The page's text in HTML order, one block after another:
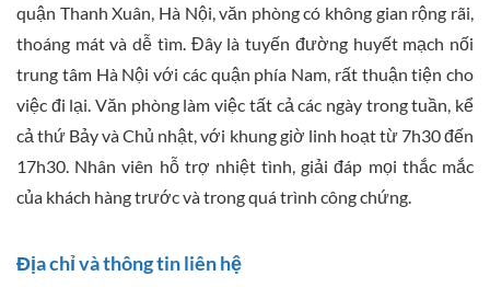
quận Thanh Xuân, Hà Nội, văn phòng có không gian rộng rãi,
thoáng mát và dễ tìm. Đây là tuyến đường huyết mạch nối
trung tâm Hà Nội với các quận phía Nam, rất thuận tiện cho
việc đi lại. Văn phòng làm việc tất cả các ngày trong tuần, kể
cả thứ Bảy và Chủ nhật, với khung giờ linh hoạt từ 7h30 đến
17h30. Nhân viên hỗ trợ nhiệt tình, giải đáp mọi thắc mắc
của khách hàng trước và trong quá trình công chứng.
Địa chỉ và thông tin liên hệ